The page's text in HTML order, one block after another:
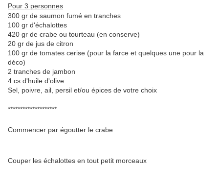
Pour 3 personnes
300 gr de saumon fumé en tranches
100 gr d'échalottes
420 gr de crabe ou tourteau (en conserve)
20 gr de jus de citron
100 gr de tomates cerise (pour la farce et quelques une pour la
déco)
2 tranches de jambon
4 cs d'huile d'olive
Sel, poivre, ail, persil et/ou épices de votre choix
********************
Commencer par égoutter le crabe
Couper les échalottes en tout petit morceaux